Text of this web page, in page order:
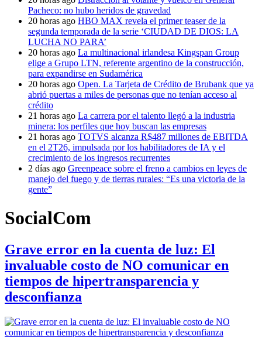
Pacheco: no hubo heridos de gravedad
20 horas ago HBO MAX revela el primer teaser de la
segunda temporada de la serie ‘CIUDAD DE DIOS: LA
LUCHA NO PARA’
20 horas ago La multinacional irlandesa Kingspan Group
elige a Grupo LTN, referente argentino de la construcción,
para expandirse en Sudamérica
20 horas ago Open. La Tarjeta de Crédito de Brubank que ya
abrió puertas a miles de personas que no tenían acceso al
crédito
21 horas ago La carrera por el talento llegó a la industria
minera: los perfiles que hoy buscan las empresas
21 horas ago TOTVS alcanza R$487 millones de EBITDA
en el 2T26, impulsada por los habilitadores de IA y el
crecimiento de los ingresos recurrentes
2 días ago Greenpeace sobre el freno a cambios en leyes de
manejo del fuego y de tierras rurales: “Es una victoria de la
gente”
SocialCom
Grave error en la cuenta de luz: El
invaluable costo de NO comunicar en
tiempos de hipertransparencia y
desconfianza